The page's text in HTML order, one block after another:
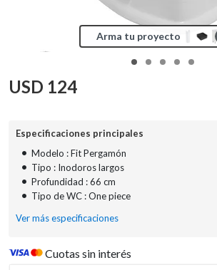
Arma tu proyecto
USD 124
Especificaciones principales
• Modelo : Fit Pergamón
• Tipo : Inodoros largos
• Profundidad : 66 cm
• Tipo de WC : One piece
Ver más especificaciones
Cuotas sin interés